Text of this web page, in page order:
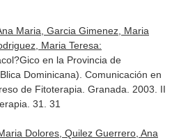
Maria, Garcia Gimenez, Maria
Maria Teresa:
en la Provincia de
Dominicana). Comunicación en
de Fitoterapia. Granada. 2003. II
31. 31
Dolores, Quilez Guerrero, Ana